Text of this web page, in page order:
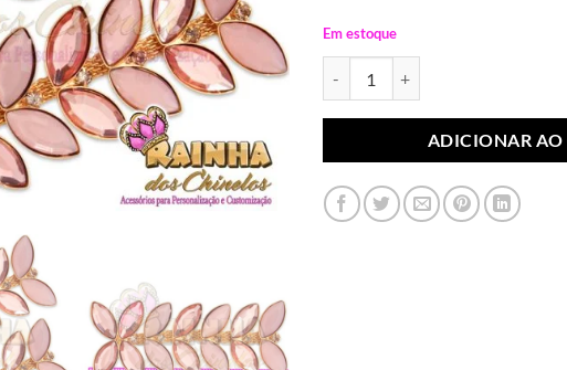
Em estoque
ADICIONAR AO